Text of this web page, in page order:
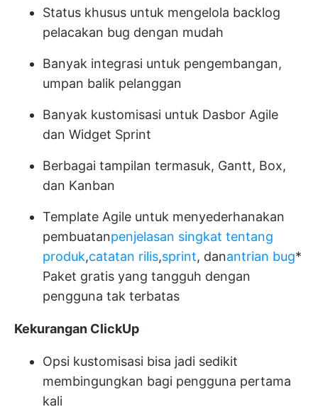
Status khusus untuk mengelola backlog
pelacakan bug dengan mudah
Banyak integrasi untuk pengembangan,
umpan balik pelanggan
Banyak kustomisasi untuk Dasbor Agile
dan Widget Sprint
Berbagai tampilan termasuk, Gantt, Box,
dan Kanban
Template Agile untuk menyederhanakan
pembuatanpenjelasan singkat tentang
produk,catatan rilis,sprint, danantrian bug*
Paket gratis yang tangguh dengan
pengguna tak terbatas
Kekurangan ClickUp
Opsi kustomisasi bisa jadi sedikit
membingungkan bagi pengguna pertama
kali